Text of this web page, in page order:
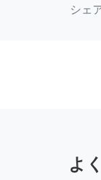
シェ
よ